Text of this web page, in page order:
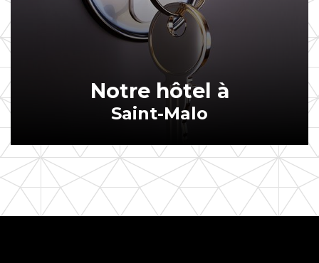
Notre hôtel à
Saint-Malo